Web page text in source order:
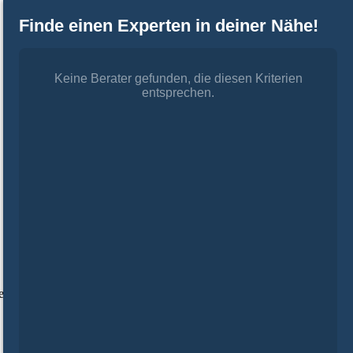
Finde einen Experten in deiner Nähe!
Keine Berater gefunden, die diesen Kriterien
entsprechen.